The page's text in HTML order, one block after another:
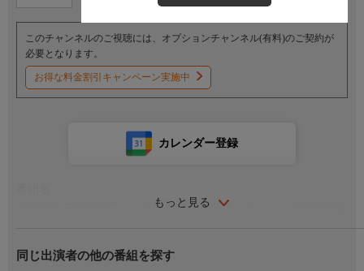
このチャンネルのご視聴には、オプションチャンネル(有料)のご契約が
必要となります。
お得な料金割引キャンペーン実施中
もっと見る
カレンダー登録
落第賢者の学院無双〜二度目の転生、Ｓランクチート魔術師冒険
番組内容
同じ出演者の他の番組を探す